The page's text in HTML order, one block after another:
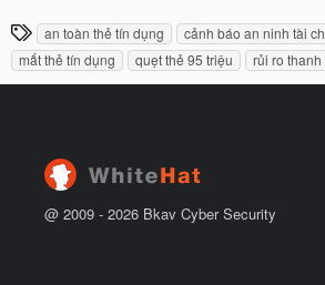
đ
ầ
u
y
b
ắ
t
T
h
ẻ
an toàn thẻ tín dụng cảnh báo an ninh tài
mất thẻ tín dụng
quẹt thẻ 95 triệu rủi ro
@ 2009 - 2026 Bkav Cyber Security